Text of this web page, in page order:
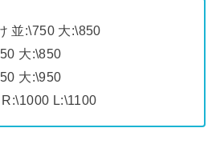
並:\750 大:\850
大:\850
大:\950
R:\1000 L:\1100